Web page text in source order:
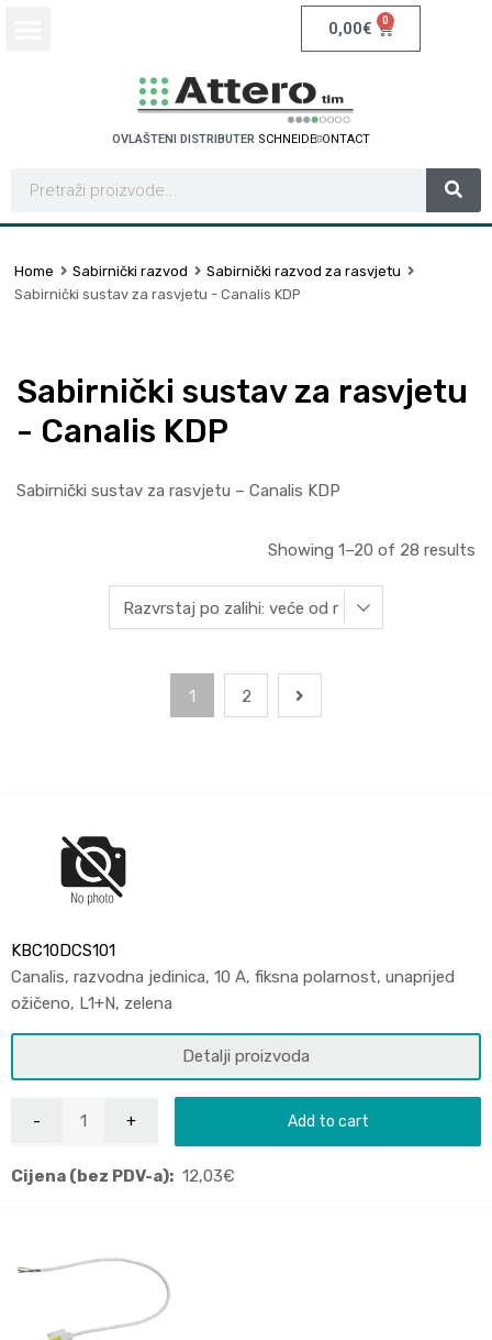
0,00€ 0
OVLAŠTENI DISTRIBUTER SCHNEIDER ELECTRI
Home Sabirnički razvod
Sabirnički razvod za rasvjetu
Sabirnički sustav za rasvjetu - Canalis KDP
Sabirnički sustav za rasvjetu
- Canalis KDP
Sabirnički sustav za rasvjetu – Canalis KDP
Showing 1–20 of 28 results
1 2
KBC10DCS101
Canalis, razvodna jedinica, 10 A, fiksna polarnost, unaprijed
ožičeno, L1+N, zelena
Detalji proizvoda
Add to cart
Cijena (bez PDV-a): 12,03€